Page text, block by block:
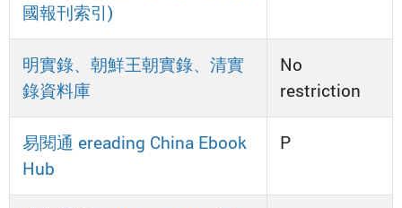
國報刊索引)
明實錄、朝鮮王朝實錄、清實
錄資料庫
No
restriction
易閱通 ereading China Ebook
Hub
P